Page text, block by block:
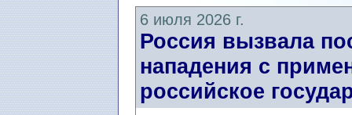
6 июля 2026 г.
Россия вызвала
нападения с
российское